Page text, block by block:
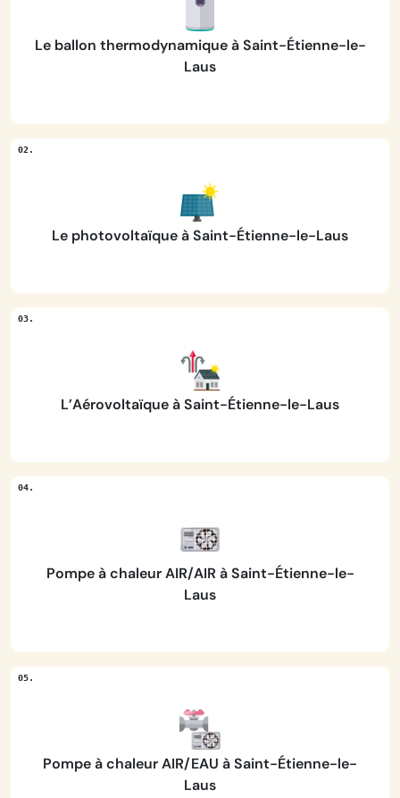
Le ballon thermodynamique à Saint-Étienne-le-
Laus
Le photovoltaïque à Saint-Étienne-le-Laus
L’Aérovoltaïque à Saint-Étienne-le-Laus
Pompe à chaleur AIR/AIR à Saint-Étienne-le-
Laus
Pompe à chaleur AIR/EAU à Saint-Étienne-le-
Laus